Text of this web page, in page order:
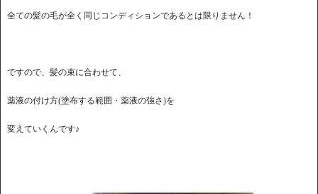
全ての髪の毛が全く同じコンディションであるとは限りません！
ですので、髪の束に合わせて、
薬液の付け方(塗布する範囲・薬液の強さ)を
変えていくんです♪